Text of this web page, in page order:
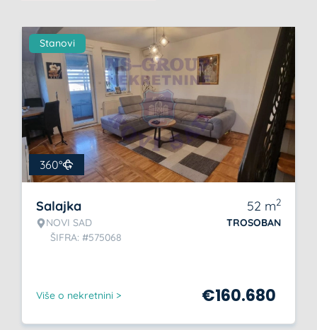
Stanovi
360°
Salajka
NOVI SAD
ŠIFRA: #575068
52 m2
TROSOBAN
Više o nekretnini > €160.680